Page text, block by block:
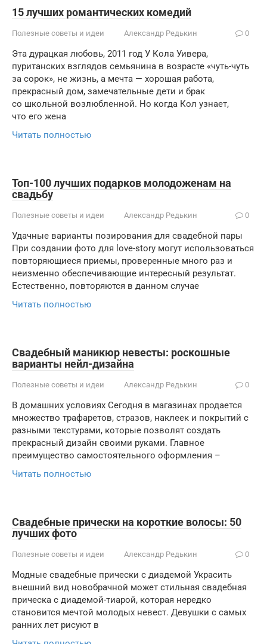
15 лучших романтических комедий
Полезные советы и идеи Александр Редькин 0
Эта дурацкая любовь, 2011 год У Кола Уивера,
пуританских взглядов семьянина в возрасте «чуть-чуть
за сорок», не жизнь, а мечта — хорошая работа,
прекрасный дом, замечательные дети и брак
со школьной возлюбленной. Но когда Кол узнает,
что его жена
Читать полностью
Топ-100 лучших подарков молодоженам на
свадьбу
Полезные советы и идеи Александр Редькин 0
Удачные варианты позирования для свадебной пары
При создании фото для love-story могут использоваться
повторяющиеся приемы, проверенные много раз и
неизменно обеспечивающие интересный результат.
Естественно, повторяются в данном случае
Читать полностью
Свадебный маникюр невесты: роскошные
варианты нейл-дизайна
Полезные советы и идеи Александр Редькин 0
В домашних условиях Сегодня в магазинах продается
множество трафаретов, стразов, наклеек и покрытий с
разными текстурами, которые позволят создать
прекрасный дизайн своими руками. Главное
преимущество самостоятельного оформления –
Читать полностью
Свадебные прически на короткие волосы: 50
лучших фото
Полезные советы и идеи Александр Редькин 0
Модные свадебные прически с диадемой Украсить
внешний вид новобрачной может стильная свадебная
прическа с диадемой-тиарой, которая нередко
становится мечтой молодых невест. Девушки с самых
ранних лет рисуют в